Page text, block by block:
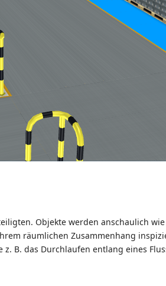
Objekte werden anschaulich
räumlichen Zusammenhang
B. das Durchlaufen entlang eines